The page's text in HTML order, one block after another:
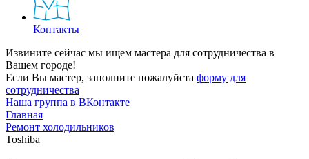
Контакты
Извините сейчас мы ищем мастера для сотрудничества в
Вашем городе!
Если Вы мастер, заполните пожалуйста форму для
сотрудничества
Наша группа в ВКонтакте
Главная
Ремонт холодильников
Toshiba